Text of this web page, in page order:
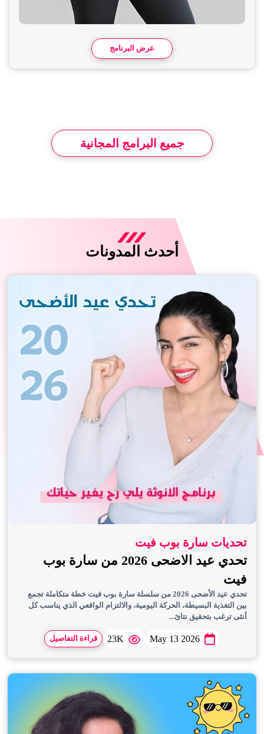
عرض البرنامج
جميع البرامج المجانية
أحدث المدونات
تحديات سارة بوب فيت
تحدي عيد الاضحى 2026 من سارة بوب
فيت
تحدي عيد الأضحى 2026 من سلسلة سارة بوب فيت خطة متكاملة تجمع
بين التغذية البسيطة، الحركة اليومية، والالتزام الواقعي الذي يناسب كل
أنثى ترغب بتحقيق نتائ...
May 13 2026
23K قراءة التفاصيل